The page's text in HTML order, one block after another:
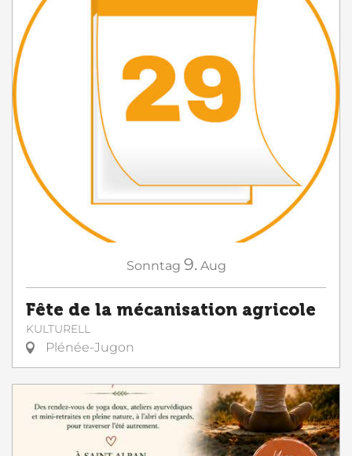
Sonntag 9. Aug
Fête de la mécanisation agricole
KULTURELL
Plénée-Jugon